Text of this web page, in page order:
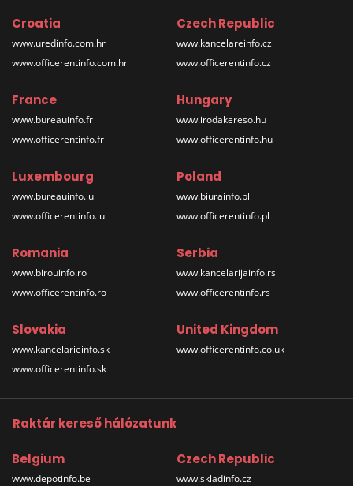
Croatia
www.uredinfo.com.hr
www.officerentinfo.com.hr
Czech Republic
www.kancelareinfo.cz
www.officerentinfo.cz
France
www.bureauinfo.fr
www.officerentinfo.fr
Hungary
www.irodakereso.hu
www.officerentinfo.hu
Luxembourg
www.bureauinfo.lu
www.officerentinfo.lu
Poland
www.biurainfo.pl
www.officerentinfo.pl
Romania
www.birouinfo.ro
www.officerentinfo.ro
Serbia
www.kancelarijainfo.rs
www.officerentinfo.rs
Slovakia
www.kancelarieinfo.sk
www.officerentinfo.sk
United Kingdom
www.officerentinfo.co.uk
Raktár kereső hálózatunk
Belgium
www.depotinfo.be
Czech Republic
www.skladinfo.cz